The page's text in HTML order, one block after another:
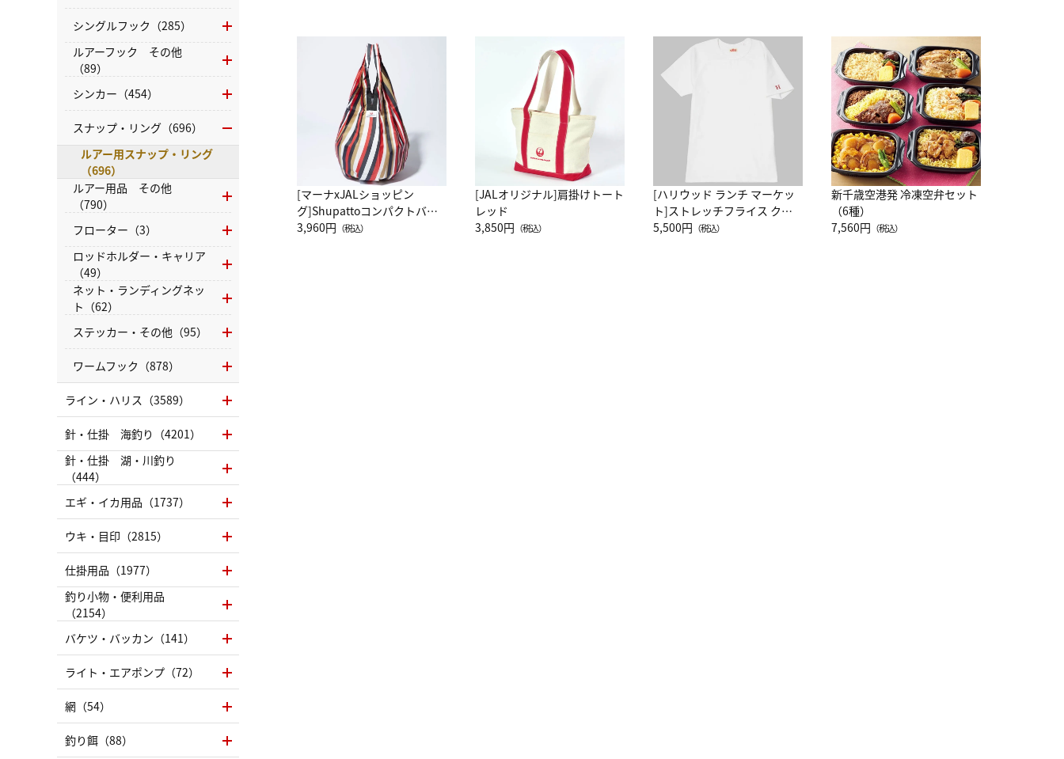
[マーナxJALショッピン
グ]Shupattoコンパクトバッ
グ Drop JAL客室乗務員
3,960円 （税込）
[JALオリジナル]肩掛けトート
レッド
3,850円 （税込）
[ハリウッド ランチ マーケッ
ト]ストレッチフライス クル
ーネック別注半袖Ｔシャツ
5,500円 （税込）
新千歳空港発 冷凍空弁セット
（6種）
7,560円 （税込）
シングルフック（285）
ルアーフック その他
（89）
シンカー（454）
スナップ・リング（696）
ルアー用スナップ・リング
（696）
ルアー用品 その他
（790）
フローター（3）
ロッドホルダー・キャリア
（49）
ネット・ランディングネッ
ト（62）
ステッカー・その他（95）
ワームフック（878）
ライン・ハリス（3589）
針・仕掛 海釣り（4201）
針・仕掛 湖・川釣り
（444）
エギ・イカ用品（1737）
ウキ・目印（2815）
仕掛用品（1977）
釣り小物・便利用品
（2154）
バケツ・バッカン（141）
ライト・エアポンプ（72）
網（54）
釣り餌（88）